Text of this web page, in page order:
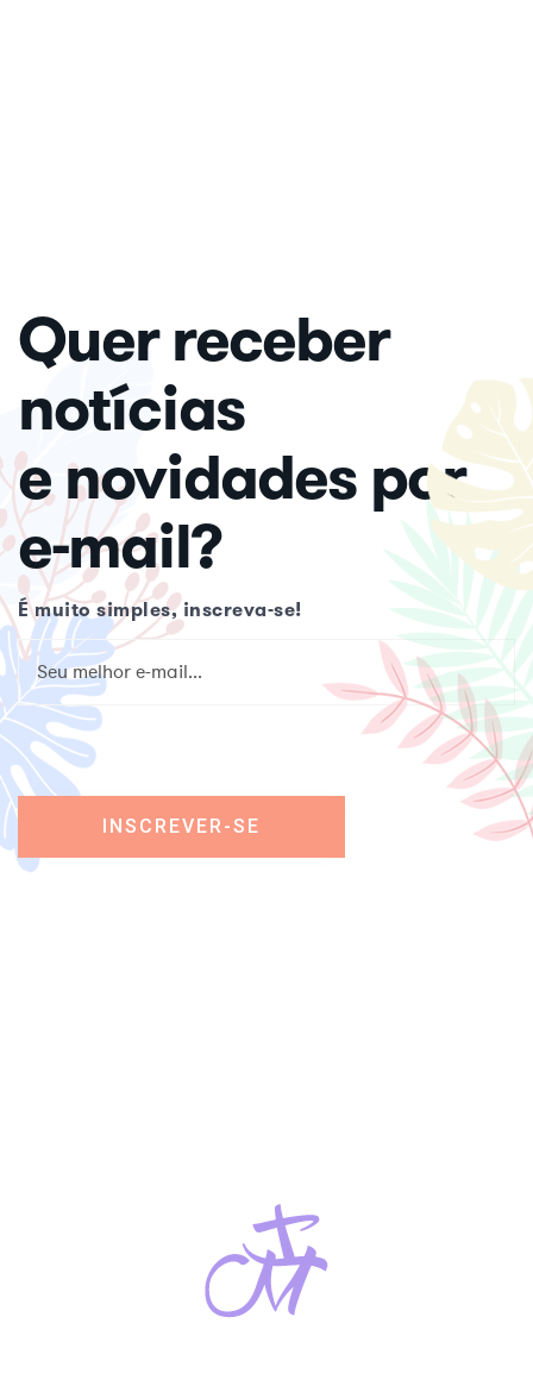
Quer receber
notícias
e novidades por
e-mail?
É muito simples, inscreva-se!